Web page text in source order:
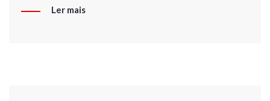
Ler mais